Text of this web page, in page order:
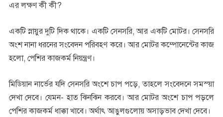
এর লক্ষণ কী কী?
একটি স্নায়ুর দুটি দিক থাকে। একটি সেনসরি, আর একটি মোটর। সেনসরি
অংশ নানা ধরনের সংবেদন পরিবহণ করে। আর মোটর কম্পোনেন্টের কাজ
হলো, পেশির কাজকর্ম নিয়ন্ত্রণ।
মিডিয়ান নার্ভের যদি সেনসরি অংশে চাপ পড়ে, তাহলে সংবেদনে সমস্য়া
দেখা দেবে। যেমন- হাত ঝিনঝিন করবে। আর মোটর অংশে চাপ পড়লে
পেশির কাজকর্ম ধাক্কা খাবে। অর্থাৎ আঙুলগুলোয় অসাড়ভাব দেখা দেবে।